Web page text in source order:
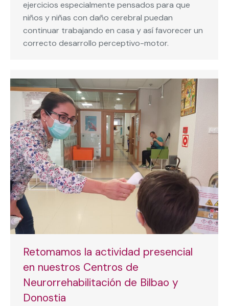
ejercicios especialmente pensados para que
niños y niñas con daño cerebral puedan
continuar trabajando en casa y así favorecer un
correcto desarrollo perceptivo-motor.
Retomamos la actividad presencial
en nuestros Centros de
Neurorrehabilitación de Bilbao y
Donostia